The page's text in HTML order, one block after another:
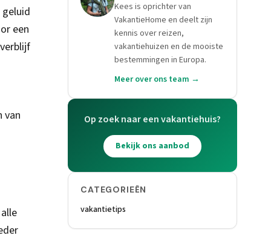
een
van
Kees is oprichter van
VakantieHome en deelt zijn
kennis over reizen,
vakantiehuizen en de mooiste
bestemmingen in Europa.
Meer over ons team →
Op zoek naar een vakantiehuis?
Bekijk ons aanbod
CATEGORIEËN
vakantietips